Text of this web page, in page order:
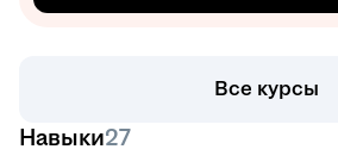
Все курсы
Навыки27